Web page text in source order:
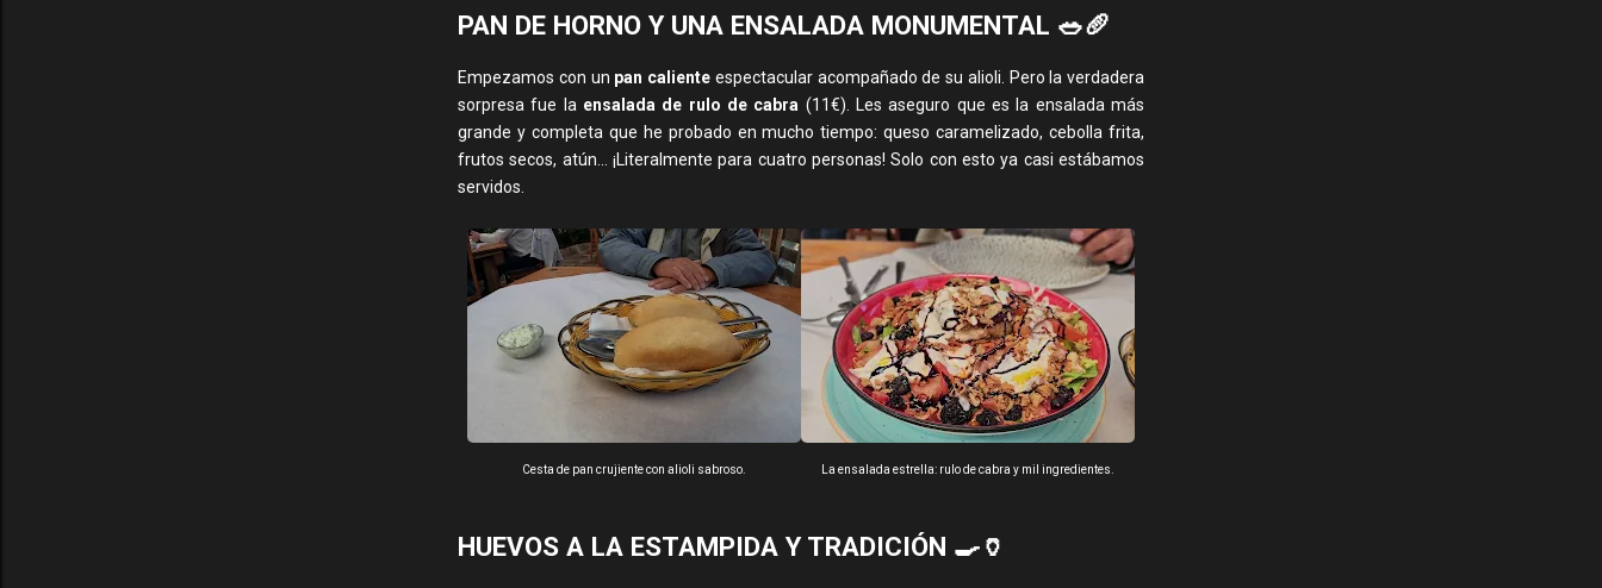
PAN DE HORNO Y UNA ENSALADA MONUMENTAL 🥗🥖
Empezamos con un pan caliente espectacular acompañado de su alioli. Pero la verdadera
sorpresa fue la ensalada de rulo de cabra (11€). Les aseguro que es la ensalada más
grande y completa que he probado en mucho tiempo: queso caramelizado, cebolla frita,
frutos secos, atún... ¡Literalmente para cuatro personas! Solo con esto ya casi estábamos
servidos.
Cesta de pan crujiente con alioli sabroso. La ensalada estrella: rulo de cabra y mil ingredientes.
HUEVOS A LA ESTAMPIDA Y TRADICIÓN 🍳🏺